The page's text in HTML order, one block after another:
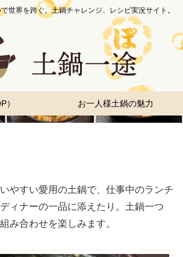
世界を跨ぐ。土鍋チャレンジ、レシピ実況サイト。
） お一人様土鍋の魅力
やすい愛用の土鍋で、仕事中のランチ
ィナーの一品に添えたり。土鍋一つ
み合わせを楽しみます。